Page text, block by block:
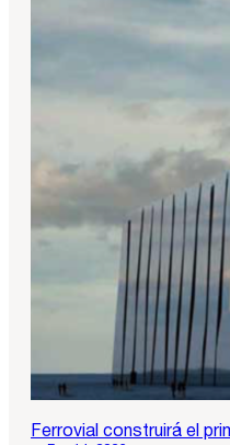
Ferrovial construirá el